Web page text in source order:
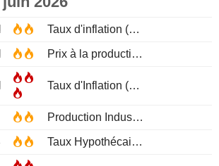
Taux d'inflation (Mensuel)
Prix à la production (Annuel)
Taux d'Inflation (Annuel)
Production Industrielle (Mensuel)
Taux Hypothécaire Moyen à 30 ans MBA